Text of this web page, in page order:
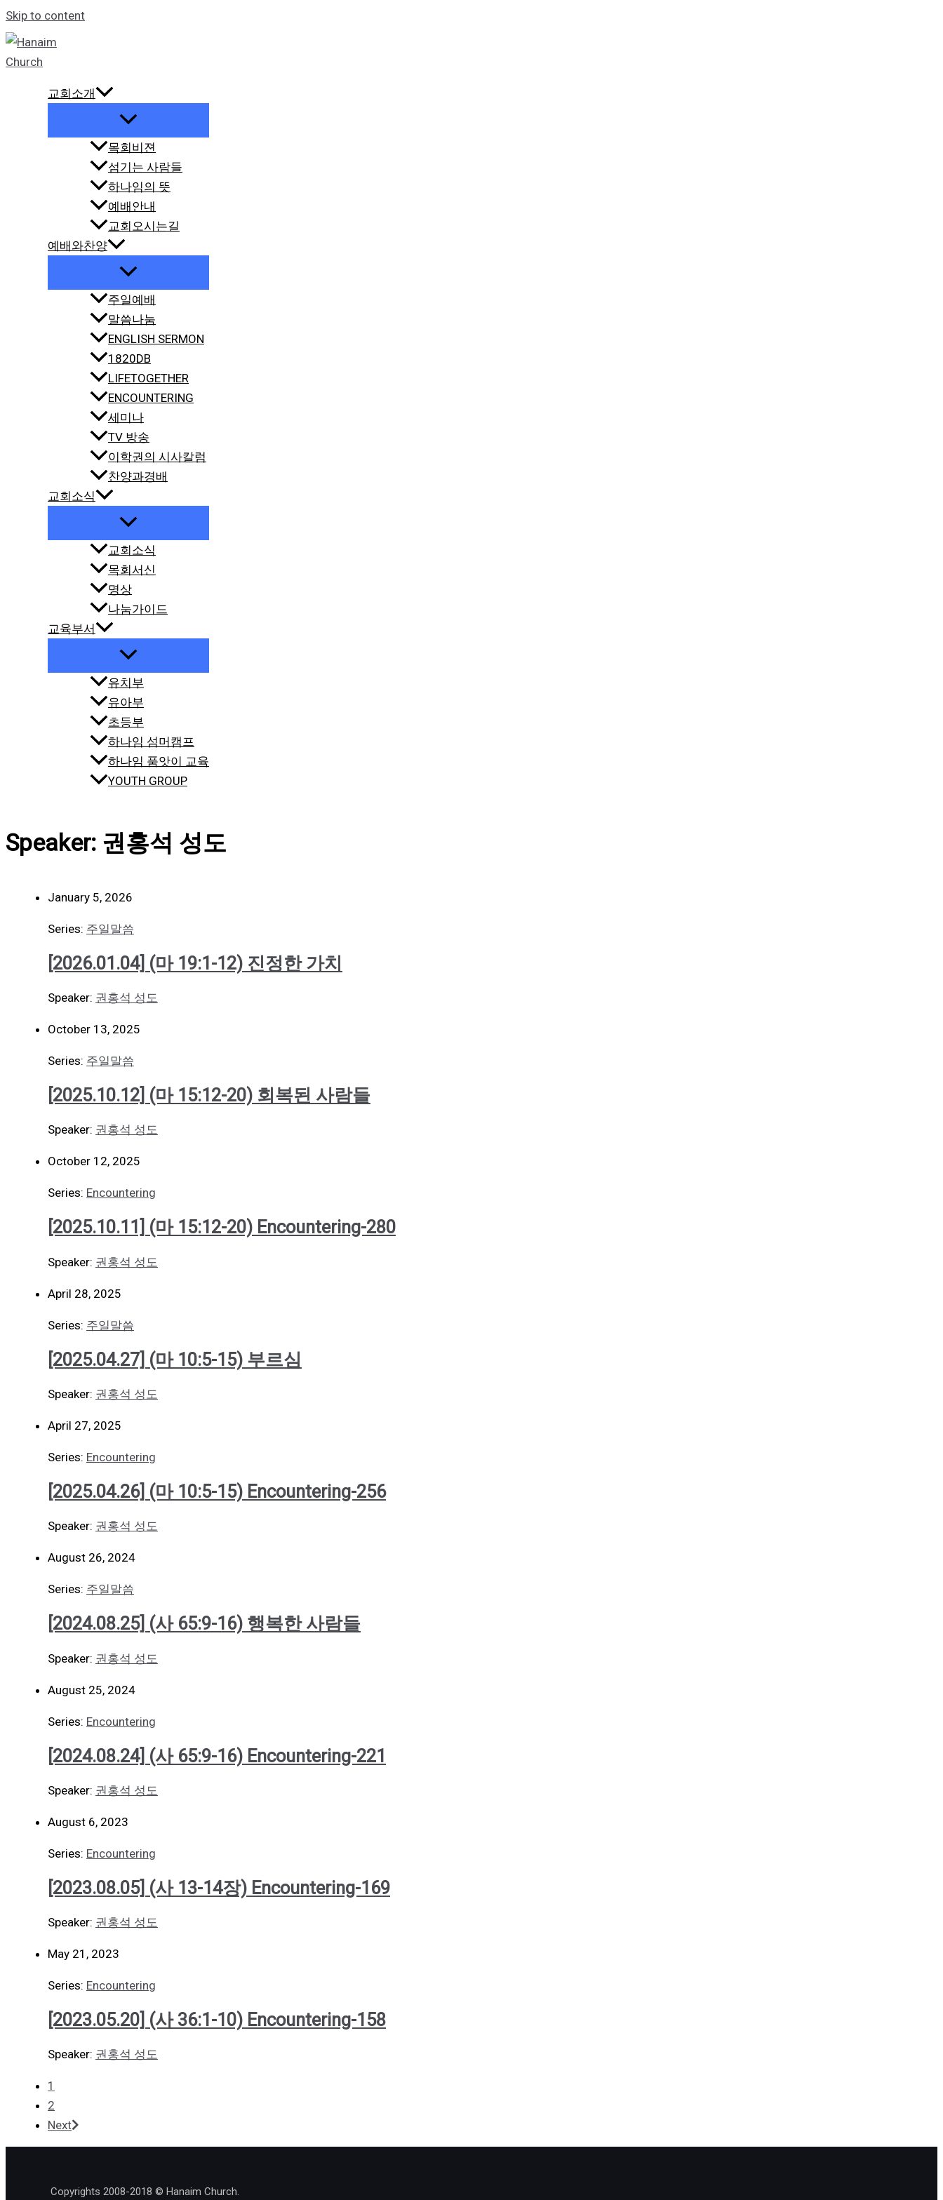
Skip to content
교회소개
목회비젼
섬기는 사람들
하나임의 뜻
예배안내
교회오시는길
예배와찬양
주일예배
말씀나눔
ENGLISH SERMON
1820DB
LIFETOGETHER
ENCOUNTERING
세미나
TV 방송
이학권의 시사칼럼
찬양과경배
교회소식
교회소식
목회서신
명상
나눔가이드
교육부서
유치부
유아부
초등부
하나임 섬머캠프
하나임 품앗이 교육
YOUTH GROUP
Speaker: 권홍석 성도
January 5, 2026
Series: 주일말씀
[2026.01.04] (마 19:1-12) 진정한 가치
Speaker: 권홍석 성도
October 13, 2025
Series: 주일말씀
[2025.10.12] (마 15:12-20) 회복된 사람들
Speaker: 권홍석 성도
October 12, 2025
Series: Encountering
[2025.10.11] (마 15:12-20) Encountering-280
Speaker: 권홍석 성도
April 28, 2025
Series: 주일말씀
[2025.04.27] (마 10:5-15) 부르심
Speaker: 권홍석 성도
April 27, 2025
Series: Encountering
[2025.04.26] (마 10:5-15) Encountering-256
Speaker: 권홍석 성도
August 26, 2024
Series: 주일말씀
[2024.08.25] (사 65:9-16) 행복한 사람들
Speaker: 권홍석 성도
August 25, 2024
Series: Encountering
[2024.08.24] (사 65:9-16) Encountering-221
Speaker: 권홍석 성도
August 6, 2023
Series: Encountering
[2023.08.05] (사 13-14장) Encountering-169
Speaker: 권홍석 성도
May 21, 2023
Series: Encountering
[2023.05.20] (사 36:1-10) Encountering-158
Speaker: 권홍석 성도
1
2
Next
Copyrights 2008-2018 © Hanaim Church.